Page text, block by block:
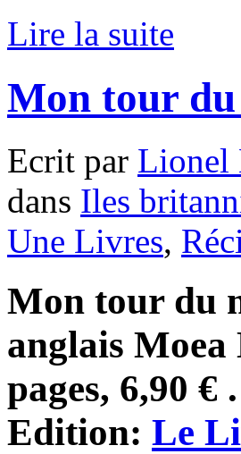
Lire la suite
Mon tour
Ecrit par Lionel
dans Iles
Une Livres,
Mon tour du
anglais Moea
pages, 6,90
Edition: Le